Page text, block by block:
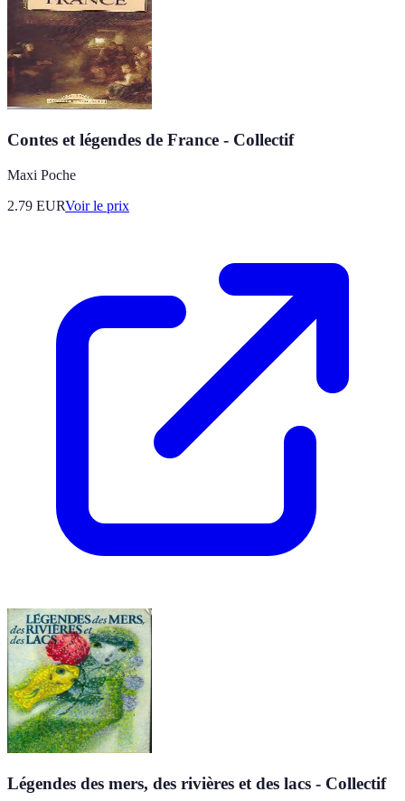
Contes et légendes de France - Collectif
Maxi Poche
2.79 EURVoir le prix
Légendes des mers, des rivières et des lacs - Collectif